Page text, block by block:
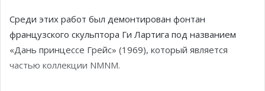
Среди этих работ был демонтирован фонтан
французского скульптора Ги Лартига под названием
«Дань принцессе Грейс» (1969), который является
частью коллекции NMNM.